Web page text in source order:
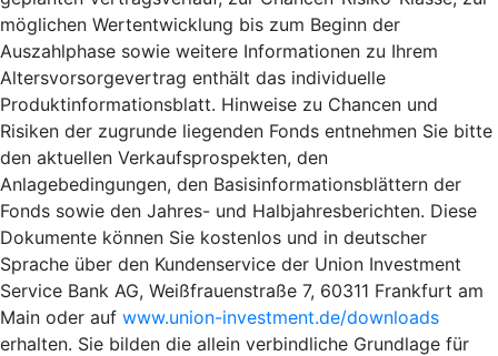
möglichen Wertentwicklung bis zum Beginn der
Auszahlphase sowie weitere Informationen zu Ihrem
Altersvorsorgevertrag enthält das individuelle
Produktinformationsblatt. Hinweise zu Chancen und
Risiken der zugrunde liegenden Fonds entnehmen Sie bitte
den aktuellen Verkaufsprospekten, den
Anlagebedingungen, den Basisinformationsblättern der
Fonds sowie den Jahres- und Halbjahresberichten. Diese
Dokumente können Sie kostenlos und in deutscher
Sprache über den Kundenservice der Union Investment
Service Bank AG, Weißfrauenstraße 7, 60311 Frankfurt am
Main oder auf www.union-investment.de/downloads
erhalten. Sie bilden die allein verbindliche Grundlage für